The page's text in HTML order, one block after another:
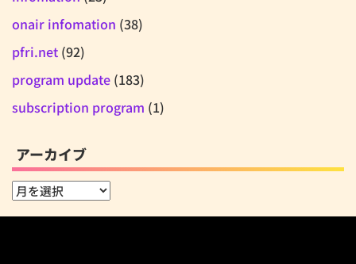
onair infomation (38)
pfri.net (92)
program update (183)
subscription program (1)
アーカイブ
ア